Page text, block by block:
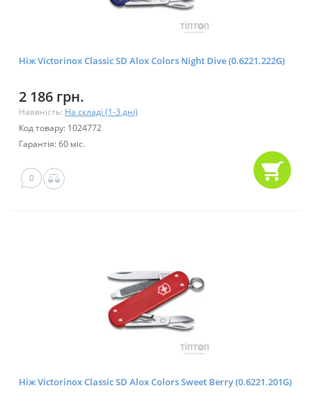
Ніж Victorinox Classic SD Alox Colors Night Dive (0.6221.222G)
2 186 грн.
Наявність: На складі (1-3 дні)
Код товару: 1024772
Гарантія: 60 міс.
0
Ніж Victorinox Classic SD Alox Colors Sweet Berry (0.6221.201G)